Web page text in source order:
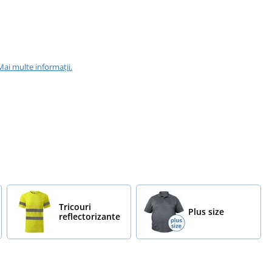
multe informații.
Tricouri
reflectorizante
Plus size